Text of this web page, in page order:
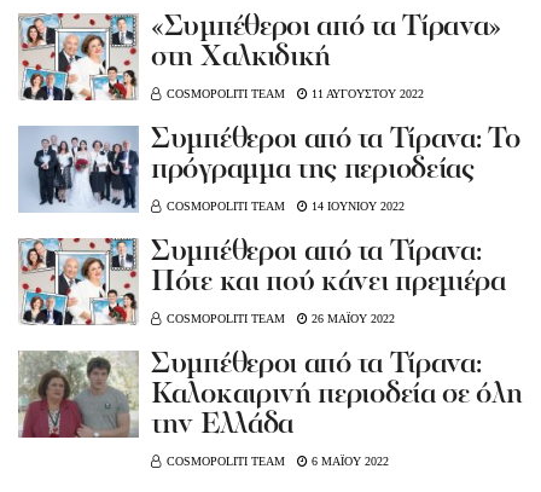
«Συμπέθεροι από τα Τίρανα»
στη Χαλκιδική
COSMOPOLITI TEAM 11 ΑΥΓΟΥΣΤΟΥ 2022
Συμπέθεροι από τα Τίρανα: Το
πρόγραμμα της περιοδείας
COSMOPOLITI TEAM 14 ΙΟΥΝΙΟΥ 2022
Συμπέθεροι από τα Τίρανα:
Πότε και πού κάνει πρεμιέρα
COSMOPOLITI TEAM 26 ΜΑΪΟΥ 2022
Συμπέθεροι από τα Τίρανα:
Καλοκαιρινή περιοδεία σε όλη
την Ελλάδα
COSMOPOLITI TEAM 6 ΜΑΪΟΥ 2022